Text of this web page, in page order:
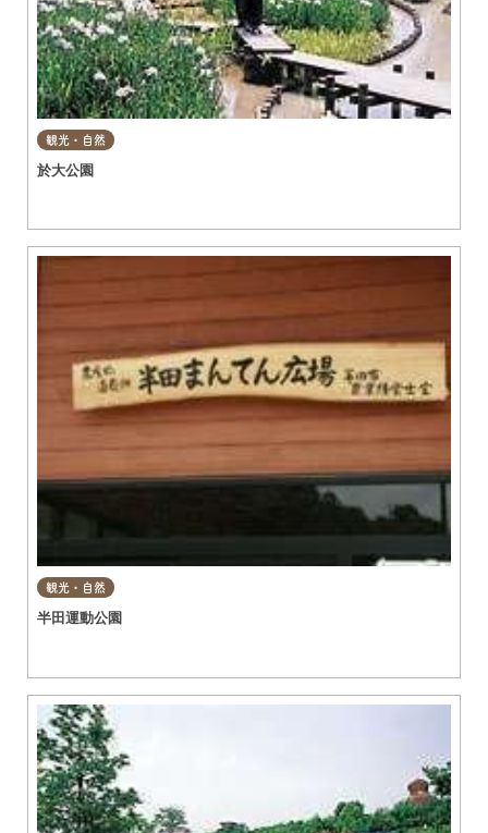
観光・自然
於大公園
観光・自然
半田運動公園